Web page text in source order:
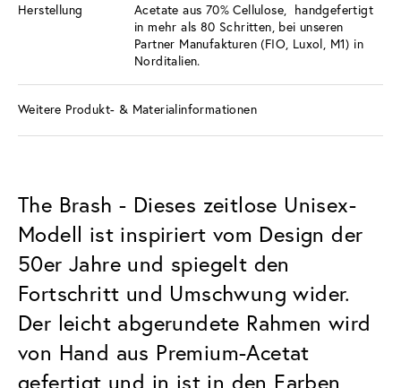
Herstellung
Acetate aus 70% Cellulose, handgefertigt
in mehr als 80 Schritten, bei unseren
Partner Manufakturen (FIO, Luxol, M1) in
Norditalien.
Weitere Produkt- & Materialinformationen
The Brash - Dieses zeitlose Unisex-
Modell ist inspiriert vom Design der
50er Jahre und spiegelt den
Fortschritt und Umschwung wider.
Der leicht abgerundete Rahmen wird
von Hand aus Premium-Acetat
gefertigt und in ist in den Farben